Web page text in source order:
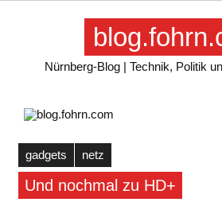
Skip
Nürnberg-Blog | Technik, Politik
gadgets netz
Und nochmal zu HD+